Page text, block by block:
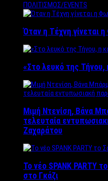
ΠΟΛΙΤΙΣΜΟΣ/EVENTS
Όταν η Τέχνη γίνεται
«Στο λευκό της Τήνου,
Μιμή Ντενίση, Βάνα
τελευταία
Ζαχαράτου
Το νέο SPANK PARTY
στο Γκάζι